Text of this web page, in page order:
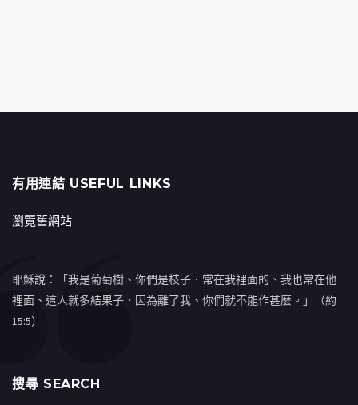
有用連結 USEFUL LINKS
瀏覽舊網站
耶穌說：「我是葡萄樹、你們是枝子．常在我裡面的、我也常在他
裡面、這人就多結果子．因為離了我、你們就不能作甚麼。」（約
15:5）
搜㝷 SEARCH